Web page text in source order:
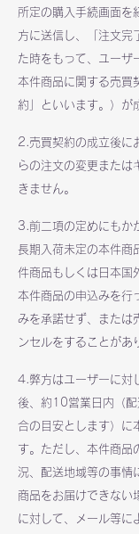
所定の購入手続画面を
方に送信し、「注文完
た時をもって、ユーザ
本件商品に関する売買
約」といいます。）が
2.売買契約の成立後に
らの注文の変更または
きません。
3.前二項の定めにもか
長期入荷未定の本件商
件商品もしくは日本国
本件商品の申込みを行
みを承諾せず、または
ンセルをすることがあ
4.弊方はユーザーに対
後、約10営業日内（
合の目安とします）に
す。ただし、本件商品
況、配送地域等の事情
商品をお届けできない
に対して、メール等に